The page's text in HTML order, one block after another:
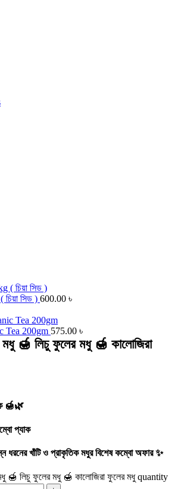
সিড ) 600.00 ৳
Tea 200gm 575.00 ৳
মধু 🍯 লিচু ফুলের মধু 🍯 কালোজিরা
🍯🌿
প্যাক
ধরনের খাঁটি ও প্রাকৃতিক মধুর বিশেষ কম্বো অফার ✨
মধু 🍯 লিচু ফুলের মধু 🍯 কালোজিরা ফুলের মধু quantity